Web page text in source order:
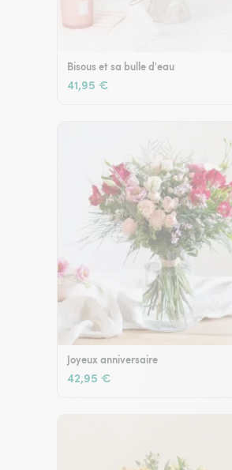
Bisous et sa bulle d'eau
41,95 €
Joyeux anniversaire
42,95 €